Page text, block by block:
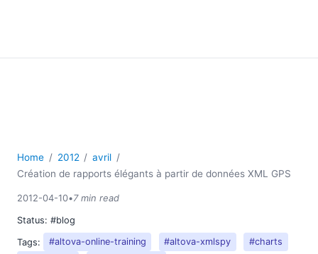
Home 2012
avril
Création de rapports élégants à partir de données XML GPS
2012-04-10•7 min read
Status: #blog
Tags:
#altova-online-training #altova-xmlspy
#charts